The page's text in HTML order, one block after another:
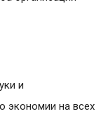
и
экономии на всех